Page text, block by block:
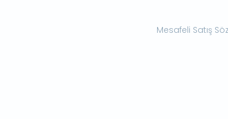
Mesafeli Satış